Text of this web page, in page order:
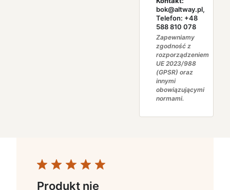
bok@altway.pl,
Telefon: +48
588 810 078
Zapewniamy
zgodność z
rozporządzeniem
UE 2023/988
(GPSR) oraz
innymi
obowiązującymi
normami.
Produkt nie